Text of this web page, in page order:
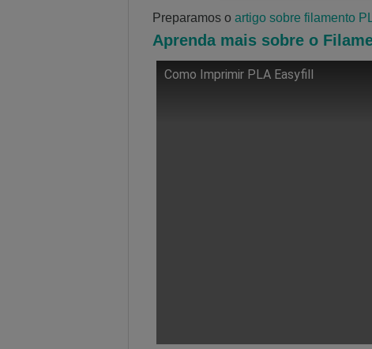
Preparamos o artigo sobre filamento
Aprendamais sobre o
Como Imprimir PLA Easyfill